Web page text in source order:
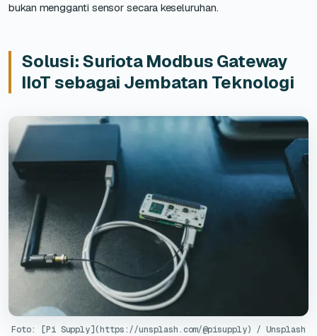
bukan mengganti sensor secara keseluruhan.
Solusi: Suriota Modbus Gateway
IIoT sebagai Jembatan Teknologi
Foto: [Pi Supply](https://unsplash.com/@pisupply) / Unsplash